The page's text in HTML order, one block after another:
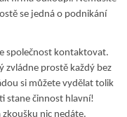
se jedná o podnikání
společnost kontaktovat.
zvládne prostě každý bez
si můžete vydělat tolik
stane činnost hlavní!
nic nedáte.